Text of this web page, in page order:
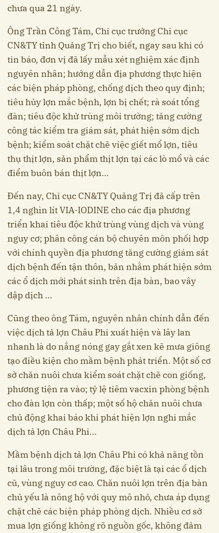
chưa qua 21 ngày.
Ông Trần Công Tám, Chi cục trưởng Chi cục
CN&TY tỉnh Quảng Trị cho biết, ngay sau khi có
tin báo, đơn vị đã lấy mẫu xét nghiệm xác định
nguyên nhân; hướng dẫn địa phương thực hiện
các biện pháp phòng, chống dịch theo quy định;
tiêu hủy lợn mắc bệnh, lợn bị chết; rà soát tổng
đàn; tiêu độc khử trùng môi trường; tăng cường
công tác kiểm tra giám sát, phát hiện sớm dịch
bệnh; kiểm soát chặt chẽ việc giết mổ lợn, tiêu
thụ thịt lợn, sản phẩm thịt lợn tại các lò mổ và các
điểm buôn bán thịt lợn…
Đến nay, Chi cục CN&TY Quảng Trị đã cấp trên
1,4 nghìn lít VIA-IODINE cho các địa phương
triển khai tiêu độc khử trùng vùng dịch và vùng
nguy cơ; phân công cán bộ chuyên môn phối hợp
với chính quyền địa phương tăng cường giám sát
dịch bệnh đến tận thôn, bản nhằm phát hiện sớm
các ổ dịch mới phát sinh trên địa bàn, bao vây
dập dịch ...
Cũng theo ông Tám, nguyên nhân chính dẫn đến
việc dịch tả lợn Châu Phi xuất hiện và lây lan
nhanh là do nắng nóng gay gắt xen kẽ mưa giông
tạo điều kiện cho mầm bệnh phát triển. Một số cơ
sở chăn nuôi chưa kiểm soát chặt chẽ con giống,
phương tiện ra vào; tỷ lệ tiêm vacxin phòng bệnh
cho đàn lợn còn thấp; một số hộ chăn nuôi chưa
chủ động khai báo khi phát hiện lợn nghi mắc
dịch tả lợn Châu Phi...
Mầm bệnh dịch tả lợn Châu Phi có khả năng tồn
tại lâu trong môi trường, đặc biệt là tại các ổ dịch
cũ, vùng nguy cơ cao. Chăn nuôi lợn trên địa bàn
chủ yếu là nông hộ với quy mô nhỏ, chưa áp dụng
chặt chẽ các biện pháp phòng dịch. Nhiều cơ sở
mua lợn giống không rõ nguồn gốc, không đảm